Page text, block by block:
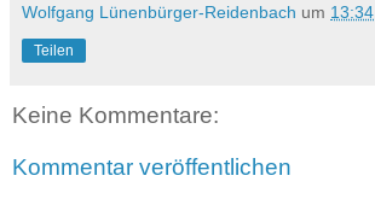
Wolfgang Lünenbürger-Reidenbach um 13:34
Teilen
Keine Kommentare:
Kommentar veröffentlichen